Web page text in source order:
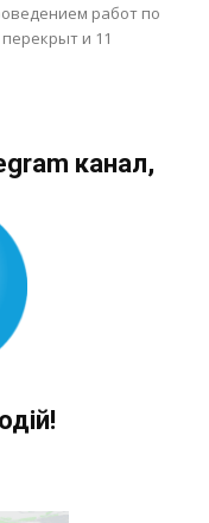
работ по
и 11
канал,